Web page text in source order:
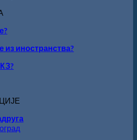
Кирилов
из иностранства?